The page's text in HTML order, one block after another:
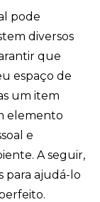
pode
diversos
que
espaço de
um item
elemento
e
A seguir,
para ajudá-lo